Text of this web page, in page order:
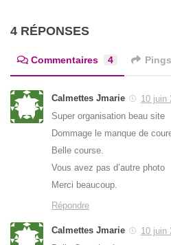
4 RÉPONSES
Commentaires 4 Pings
Calmettes Jmarie
10 juin
Super organisation beau site
Dommage le manque de
Belle course.
Vous avez pas d’autre photo
Merci beaucoup.
Répondre
Calmettes Jmarie
10 juin